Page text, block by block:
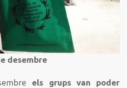
desembre
els grups van poder